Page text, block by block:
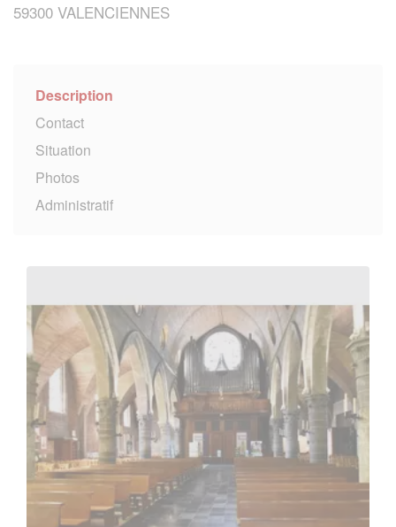
59300 VALENCIENNES
Description
Contact
Situation
Photos
Administratif